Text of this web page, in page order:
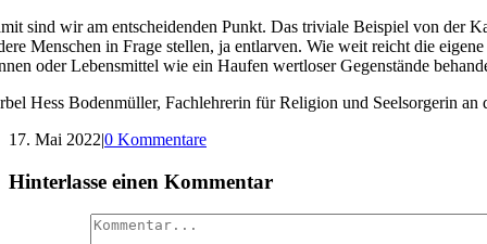
sind wir am entscheidenden Punkt. Das triviale Beispiel von der
Menschen in Frage stellen, ja entlarven. Wie weit reicht die
oder Lebensmittel wie ein Haufen wertloser Gegenstände
Hess Bodenmüller, Fachlehrerin für Religion und Seelsorgerin
17. Mai 2022|0 Kommentare
Hinterlasse einen Kommentar